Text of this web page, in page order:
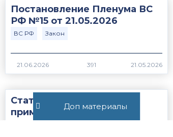
Доп материалы
Постановление Пленума ВС
РФ №15 от 21.05.2026
ВС РФ Закон
391
Статья 56.1. Особенности
применения пониженных
налоговых ставок, налоговых